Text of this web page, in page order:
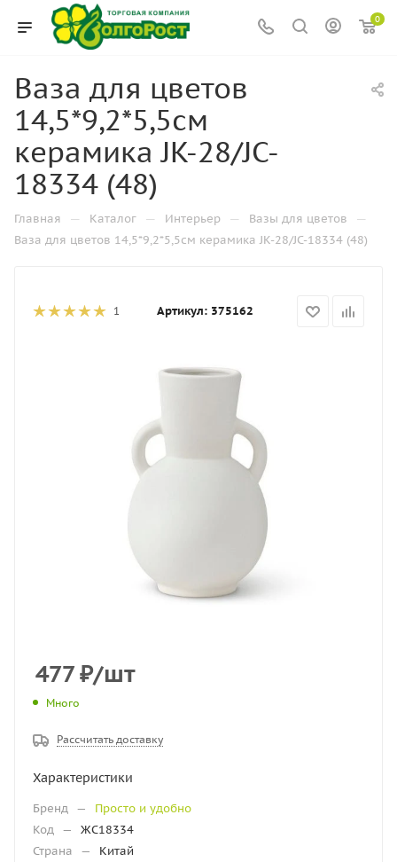
0
Ваза для цветов
14,5*9,2*5,5см
керамика JK-28/JC-
18334 (48)
Главная — Каталог — Интерьер — Вазы для цветов —
Ваза для цветов 14,5*9,2*5,5см керамика JK-28/JC-18334 (48)
1 Артикул: 375162
477₽/шт
Много
Рассчитать доставку
Характеристики
Бренд —
Просто и удобно
Код —
ЖС18334
Страна
—
Китай